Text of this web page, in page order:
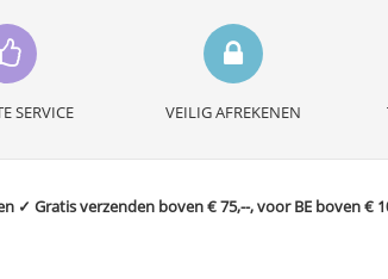
SERVICE VEILIG AFREKENEN
Gratis verzenden boven € 75,--, voor BE boven €